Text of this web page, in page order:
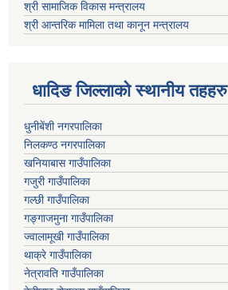
श्री सामाजिक विकास मन्त्रालय
श्री आन्तरिक मामिला तथा कानून मन्त्रालय
धादिङ जिल्लाकाे स्थानीय तहहरु
धुनीबेंशी नगरपालिका
निलकण्ठ नगरपालिका
खनियाबास गाउँपालिका
गजुरी गाउँपालिका
गल्छी गाउँपालिका
गङ्गाजमुना गाउँपालिका
ज्वालामूखी गाउँपालिका
थाक्रे गाउँपालिका
नेत्रावति गाउँपालिका